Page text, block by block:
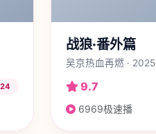
战狼·番外篇
吴京热血再燃 · 2025
9.7
6969极速播